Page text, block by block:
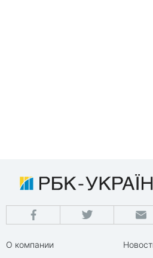
О компании